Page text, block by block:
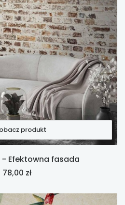
produkt
Efektowna fasada
Cena
78,00 zł